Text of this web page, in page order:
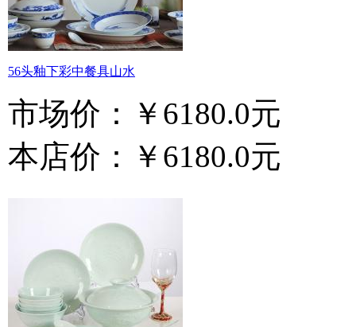
56头釉下彩中餐具山水
市场价：
￥6180.0元
本店价：
￥6180.0元